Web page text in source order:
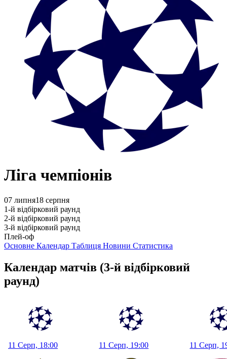
Ліга чемпіонів
07 липня18 серпня
1-й відбірковий раунд
2-й відбірковий раунд
3-й відбірковий раунд
Плей-оф
Основне Календар Таблиця Новини Статистика
Календар матчів (3-й відбірковий
раунд)
11 Серп, 18:00 11 Серп, 19:00 11 Серп,